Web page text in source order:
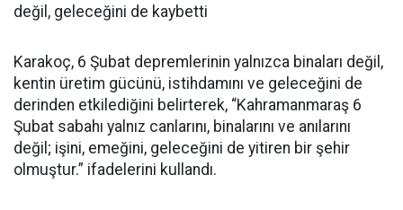
değil, geleceğini de kaybetti
Karakoç, 6 Şubat depremlerinin yalnızca binaları değil,
kentin üretim gücünü, istihdamını ve geleceğini de
derinden etkilediğini belirterek, “Kahramanmaraş 6
Şubat sabahı yalnız canlarını, binalarını ve anılarını
değil; işini, emeğini, geleceğini de yitiren bir şehir
olmuştur.” ifadelerini kullandı.